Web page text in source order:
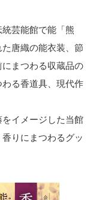
芸能館で能「熊
唐織の能衣装、節
まつわる収蔵品の
る香道具、現代作
イメージした当館
りにまつわるグッ